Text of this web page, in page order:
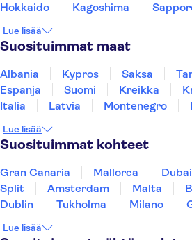
Hokkaido
Kagoshima
Lue lisää
Suosituimmat maat
Albania Kypros Saksa
Espanja
Suomi Kreikka
Italia
Latvia Montenegro
Thaimaa
Turkki
Lue lisää
Suosituimmat kohteet
Gran Canaria Mallorca Dubai
Split
Amsterdam Malta
Dublin
Tukholma Milano
Tallinna
Ljubljana Riika
Lue lisää